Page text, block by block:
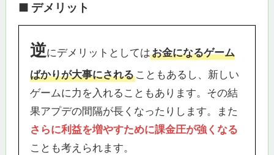
■ デメリット
逆にデメリットとしてはお金になるゲーム
ばかりが大事にされることもあるし、新しい
ゲームに力を入れることもあります。その結
果アプデの間隔が長くなったりします。また
さらに利益を増やすために課金圧が強くなる
ことも考えられます。